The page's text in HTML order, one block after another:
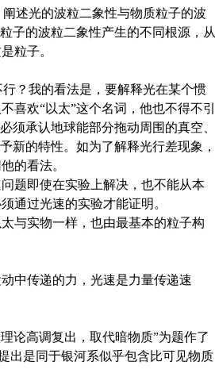
述光的波粒二象性与物质粒子的波
子的波粒二象性产生的不同根源，从
粒子。
？我的看法是，要解释光在某个惯
喜欢“以太”这个名词，他也不得不引
须承认地球能部分拖动周围的真空、
新的特性。如为了解释光行差现象，
的看法。
题即使在实验上解决，也不能从本
通过光速的实验才能证明。
与实物一样，也由最基本的粒子构
中传递的力，光速是力量传递速
论高调复出，取代暗物质”为题作了
出是同于银河系似乎包含比可见物质